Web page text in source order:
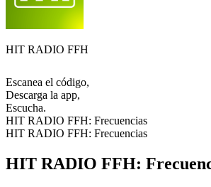
HIT RADIO FFH
Escanea el código,
Descarga la app,
Escucha.
HIT RADIO FFH: Frecuencias
HIT RADIO FFH: Frecuencias
HIT RADIO FFH: